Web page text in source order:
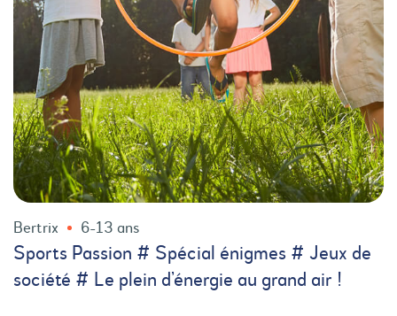
Bertrix 6-13 ans
Sports Passion # Spécial énigmes # Jeux de
société # Le plein d’énergie au grand air !